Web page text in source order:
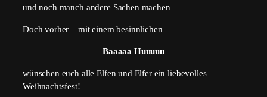
und noch manch andere Sachen machen
Doch vorher – mit einem besinnlichen
Baaaaa Huuuuu
wünschen euch alle Elfen und Elfer ein liebevolles
Weihnachtsfest!